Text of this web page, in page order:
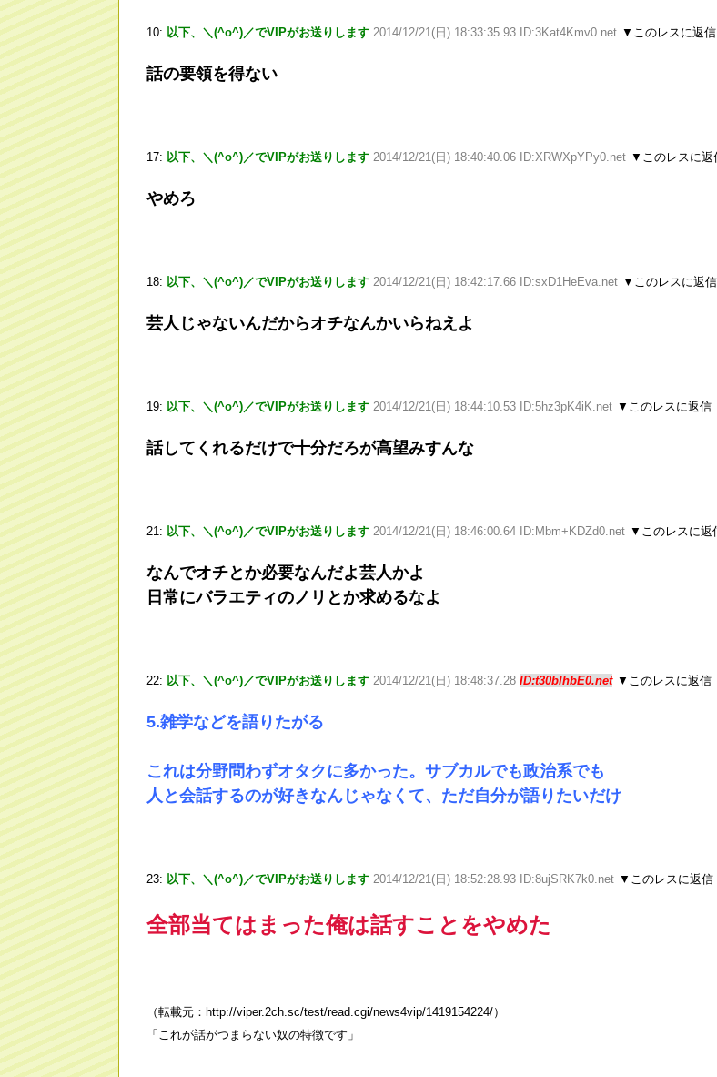
10: 以下、＼(^o^)／でVIPがお送りします 2014/12/21(日) 18:33:35.93 ID:3Kat4Kmv0.net ▼このレスに返信
話の要領を得ない
17: 以下、＼(^o^)／でVIPがお送りします 2014/12/21(日) 18:40:40.06 ID:XRWXpYPy0.net ▼このレスに返
やめろ
18: 以下、＼(^o^)／でVIPがお送りします 2014/12/21(日) 18:42:17.66 ID:sxD1HeEva.net ▼このレスに返信
芸人じゃないんだからオチなんかいらねえよ
19: 以下、＼(^o^)／でVIPがお送りします 2014/12/21(日) 18:44:10.53 ID:5hz3pK4iK.net ▼このレスに返信
話してくれるだけで十分だろが高望みすんな
21: 以下、＼(^o^)／でVIPがお送りします 2014/12/21(日) 18:46:00.64 ID:Mbm+KDZd0.net ▼このレスに返
なんでオチとか必要なんだよ芸人かよ
日常にバラエティのノリとか求めるなよ
22: 以下、＼(^o^)／でVIPがお送りします 2014/12/21(日) 18:48:37.28 ID:t30blhbE0.net ▼このレスに返信
5.雑学などを語りたがる
これは分野問わずオタクに多かった。サブカルでも政治系でも
人と会話するのが好きなんじゃなくて、ただ自分が語りたいだけ
23: 以下、＼(^o^)／でVIPがお送りします 2014/12/21(日) 18:52:28.93 ID:8ujSRK7k0.net ▼このレスに返信
全部当てはまった俺は話すことをやめた
（転載元：http://viper.2ch.sc/test/read.cgi/news4vip/1419154224/）
「これが話がつまらない奴の特徴です」